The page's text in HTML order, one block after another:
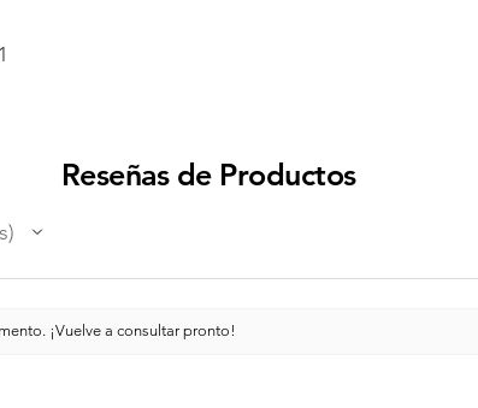
Reseñas de Productos
¡Vuelve a consultar pronto!